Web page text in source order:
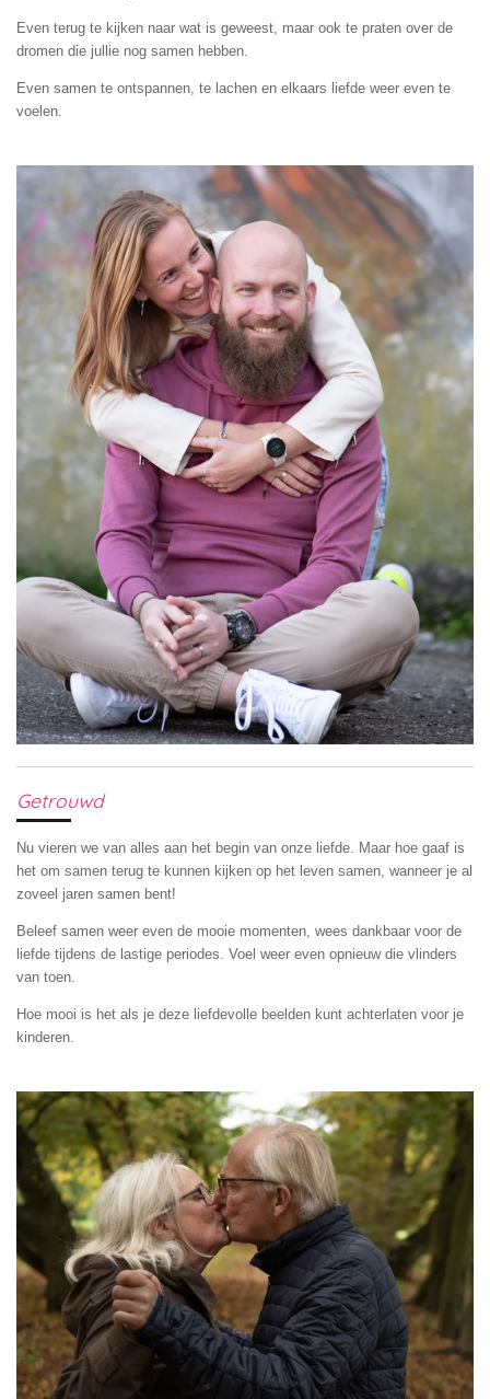
Even terug te kijken naar wat is geweest, maar ook te praten over de
dromen die jullie nog samen hebben.
Even samen te ontspannen, te lachen en elkaars liefde weer even te
voelen.
Getrouwd
Nu vieren we van alles aan het begin van onze liefde. Maar hoe gaaf is
het om samen terug te kunnen kijken op het leven samen, wanneer je al
zoveel jaren samen bent!
Beleef samen weer even de mooie momenten, wees dankbaar voor de
liefde tijdens de lastige periodes. Voel weer even opnieuw die vlinders
van toen.
Hoe mooi is het als je deze liefdevolle beelden kunt achterlaten voor je
kinderen.